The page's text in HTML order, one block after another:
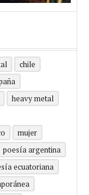
chile
heavy metal
mujer
poesía argentina
ecuatoriana